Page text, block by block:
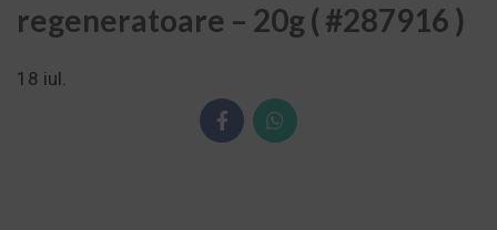
regeneratoare – 20g ( #287916 )
18 iul.